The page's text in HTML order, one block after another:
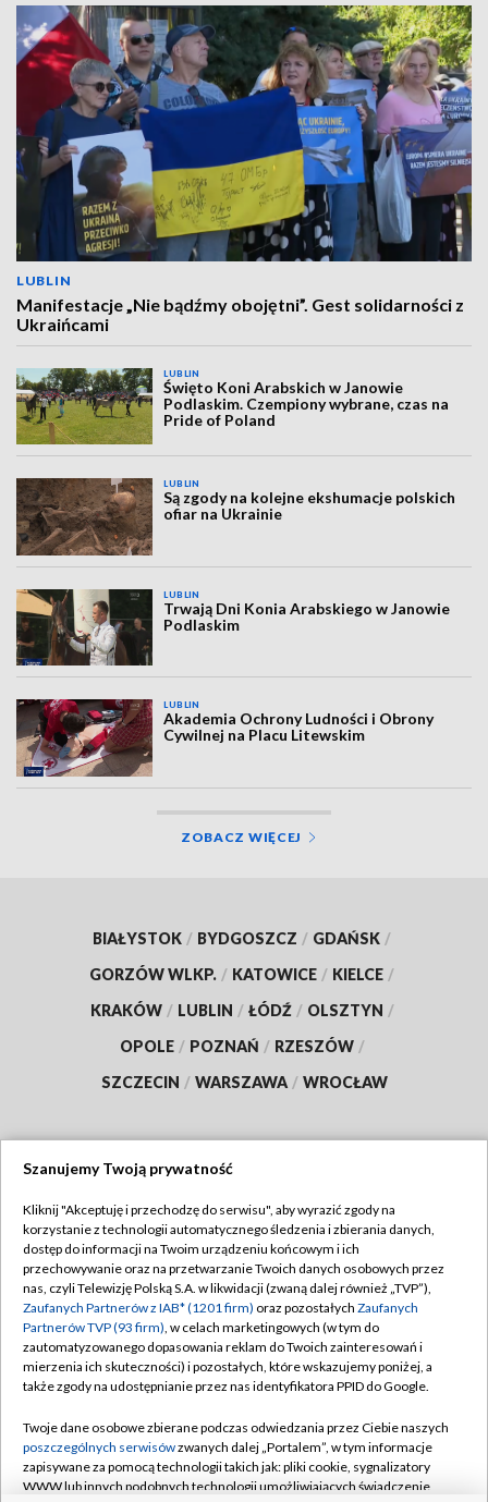
LUBLIN
Manifestacje „Nie bądźmy obojętni”. Gest solidarności z
Ukraińcami
LUBLIN
Święto Koni Arabskich w Janowie
Podlaskim. Czempiony wybrane, czas na
Pride of Poland
LUBLIN
Są zgody na kolejne ekshumacje polskich
ofiar na Ukrainie
LUBLIN
Trwają Dni Konia Arabskiego w Janowie
Podlaskim
LUBLIN
Akademia Ochrony Ludności i Obrony
Cywilnej na Placu Litewskim
ZOBACZ WIĘCEJ
BIAŁYSTOK / BYDGOSZCZ / GDAŃSK /
GORZÓW WLKP. / KATOWICE / KIELCE /
KRAKÓW / LUBLIN / ŁÓDŹ / OLSZTYN /
OPOLE / POZNAŃ / RZESZÓW /
SZCZECIN / WARSZAWA / WROCŁAW
TVP
Abonament TVP
Emisja w TVP
Centrum informacji TVP
Naziemna Telewizja Cyfrowa
Rada Programowa
System NOS
Regulamin TVP
Polityka prywatności
Moje zgody
Pomoc
Kontakt
Szanujemy Twoją prywatność
Kliknij "Akceptuję i przechodzę do serwisu", aby wyrazić zgody na
korzystanie z technologii automatycznego śledzenia i zbierania danych,
dostęp do informacji na Twoim urządzeniu końcowym i ich
przechowywanie oraz na przetwarzanie Twoich danych osobowych przez
nas, czyli Telewizję Polską S.A. w likwidacji (zwaną dalej również „TVP”),
Zaufanych Partnerów z IAB* (1201 firm) oraz pozostałych Zaufanych
Partnerów TVP (93 firm), w celach marketingowych (w tym do
zautomatyzowanego dopasowania reklam do Twoich zainteresowań i
mierzenia ich skuteczności) i pozostałych, które wskazujemy poniżej, a
także zgody na udostępnianie przez nas identyfikatora PPID do Google.
Twoje dane osobowe zbierane podczas odwiedzania przez Ciebie naszych
poszczególnych serwisówzwanych dalej „Portalem”, w tym informacje
zapisywane za pomocą technologii takich jak: pliki cookie, sygnalizatory
WWW lub innych podobnych technologii umożliwiających świadczenie